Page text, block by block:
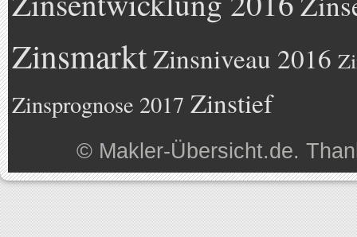
ZinsmarktZinsniveau 2016
Zinsprognose 2017 Zinstief
© Makler-Übersicht.de.